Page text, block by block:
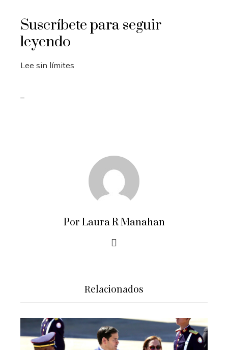
Suscríbete para seguir
leyendo
Lee sin límites
Por Laura R Manahan
Relacionados